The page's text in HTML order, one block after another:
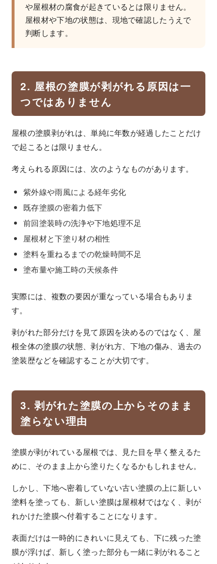
や屋根材の腐食が起きているとは限りません。
屋根材や下地の状態は、現地で確認したうえで
判断します。
2. 屋根の塗膜が剥がれる原因は一
つではありません
屋根の塗膜剥がれは、単純に年数が経過したことだけ
で起こるとは限りません。
考えられる原因には、次のようなものがあります。
紫外線や雨風による経年劣化
既存塗膜の密着力低下
前回塗装時の洗浄や下地処理不足
屋根材と下塗り材の相性
塗料を重ねるまでの乾燥時間不足
塗布量や施工時の天候条件
実際には、複数の要因が重なっている場合もありま
す。
剥がれた部分だけを見て原因を決めるのではなく、屋
根全体の塗膜の状態、剥がれ方、下地の傷み、過去の
塗装歴などを確認することが大切です。
3. 剥がれた塗膜の上からそのまま
塗らない理由
塗膜が剥がれている屋根では、見た目を早く整えるた
めに、そのまま上から塗りたくなるかもしれません。
しかし、下地へ密着していない古い塗膜の上に新しい
塗料を塗っても、新しい塗膜は屋根材ではなく、剥が
れかけた塗膜へ付着することになります。
表面だけは一時的にきれいに見えても、下に残った塗
膜が浮けば、新しく塗った部分も一緒に剥がれること